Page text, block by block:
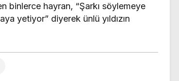
binlerce hayran, “Şarkı söylemeye
yetiyor” diyerek ünlü yıldızın